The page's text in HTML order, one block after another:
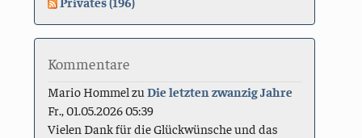
Kommentare
Mario Hommel zuDie letzten zwanzig Jahre
Fr., 01.05.2026 05:39
Vielen Dank für die Glückwünsche und das